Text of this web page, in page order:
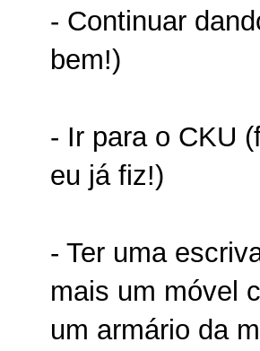
- Continuar
bem!)
- Ir para o CKU
eu já fiz!)
- Ter uma
mais um móvel
um armário da